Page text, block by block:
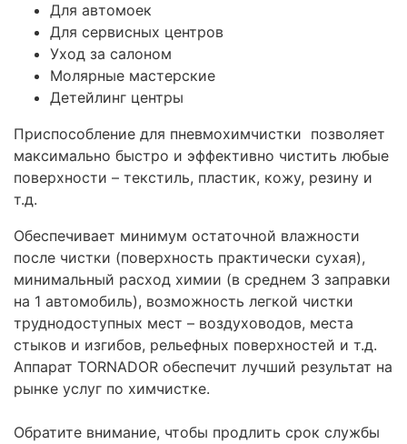
Для автомоек
Для сервисных центров
Уход за салоном
Молярные мастерские
Детейлинг центры
Приспособление для пневмохимчистки позволяет
максимально быстро и эффективно чистить любые
поверхности – текстиль, пластик, кожу, резину и
т.д.
Обеспечивает минимум остаточной влажности
после чистки (поверхность практически сухая),
минимальный расход химии (в среднем 3 заправки
на 1 автомобиль), возможность легкой чистки
труднодоступных мест – воздуховодов, места
стыков и изгибов, рельефных поверхностей и т.д.
Аппарат TORNADOR обеспечит лучший результат на
рынке услуг по химчистке.
Обратите внимание, чтобы продлить срок службы